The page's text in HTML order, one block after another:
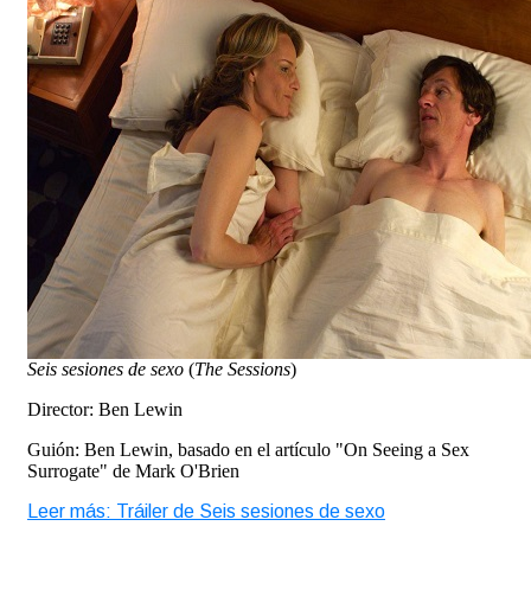
Seis sesiones de sexo (The Sessions)
Director: Ben Lewin
Guión: Ben Lewin, basado en el artículo "On Seeing a Sex
Surrogate" de Mark O'Brien
Leer más: Tráiler de Seis sesiones de sexo